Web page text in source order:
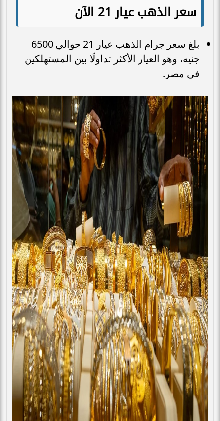
سعر الذهب عيار 21 الآن
بلغ سعر جرام الذهب عيار 21 حوالي 6500
جنيه، وهو العيار الأكثر تداولًا بين المستهلكين
في مصر.